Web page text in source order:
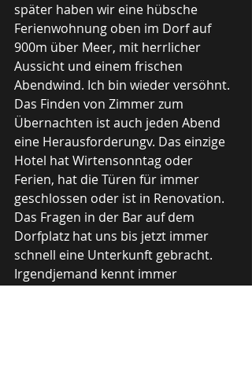
später haben wir eine hübsche
Ferienwohnung oben im Dorf auf
900m über Meer, mit herrlicher
Aussicht und einem frischen
Abendwind. Ich bin wieder versöhnt.
Das Finden von Zimmer zum
Übernachten ist auch jeden Abend
eine Herausforderungv. Das einzige
Hotel hat Wirtensonntag oder
Ferien, hat die Türen für immer
geschlossen oder ist in Renovation.
Das Fragen in der Bar auf dem
Dorfplatz hat uns bis jetzt immer
schnell eine Unterkunft gebracht.
Irgendjemand kennt immer